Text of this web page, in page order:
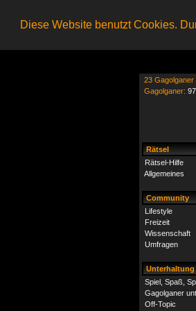
Diese Website benutzt Cookies.
23 Gagolganer
Gagolganer:
Rätsel
Rätsel-Hilfe
Allgemeines
Community
Lifestyle
Freizeit
Wissenschaft
Umfragen
Unterhaltung
Spiel, Spaß,
Gagolganer
Off-Topic